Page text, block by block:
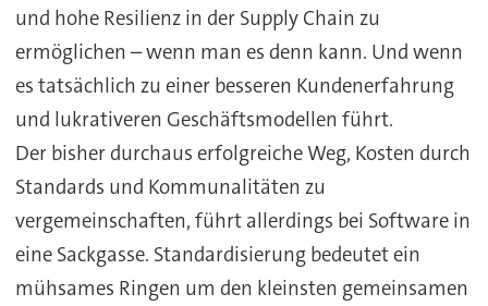
und hohe Resilienz in der Supply Chain zu
ermöglichen – wenn man es denn kann. Und wenn
es tatsächlich zu einer besseren Kundenerfahrung
und lukrativeren Geschäftsmodellen führt.
Der bisher durchaus erfolgreiche Weg, Kosten durch
Standards und Kommunalitäten zu
vergemeinschaften, führt allerdings bei Software in
eine Sackgasse. Standardisierung bedeutet ein
mühsames Ringen um den kleinsten gemeinsamen